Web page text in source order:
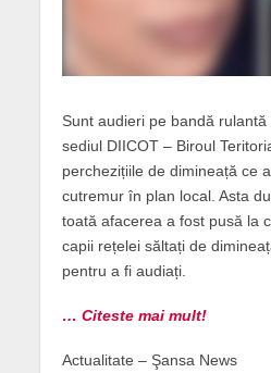
Sunt audieri pe bandă
sediul DIICOT – Biroul
perchezițiile de dimineață ce
cutremur în plan local. Asta
toată afacerea a fost pusă la
capii rețelei săltați de
pentru a fi audiați.
… Citeste mai mult!
Actualitate – Şansa News